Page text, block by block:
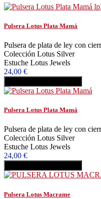
Pulsera Lotus Plata Mamá
Pulsera de plata de ley con
Colección Lotus Silver
Estuche Lotus Jewels
24,00 €
Pulsera Lotus Plata Mamá
Pulsera de plata de ley con
Colección Lotus Silver
Estuche Lotus Jewels
24,00 €
Pulsera Lotus Macrame